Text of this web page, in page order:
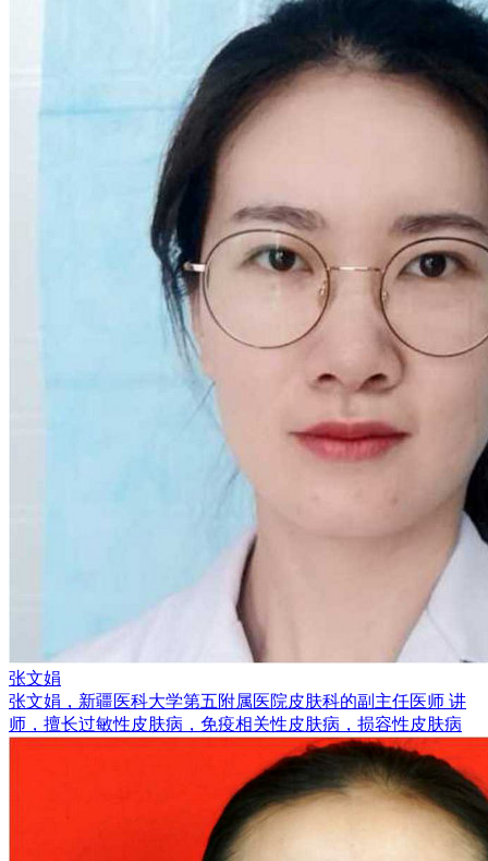
张文娟
张文娟，新疆医科大学第五附属医院皮肤科的副主任医师 讲
师，擅长过敏性皮肤病，免疫相关性皮肤病，损容性皮肤病